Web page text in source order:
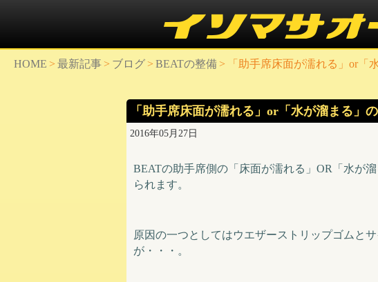
HOME > 最新記事 > ブログ > BEATの整備 > 「助手席床面が濡れる」or
「助手席床面が濡れる」or「水が溜まる」
2016年05月27日
BEATの助手席側の「床面が濡れる」OR「水が
られます。
原因の一つとしてはウエザーストリップゴムと
が・・・。